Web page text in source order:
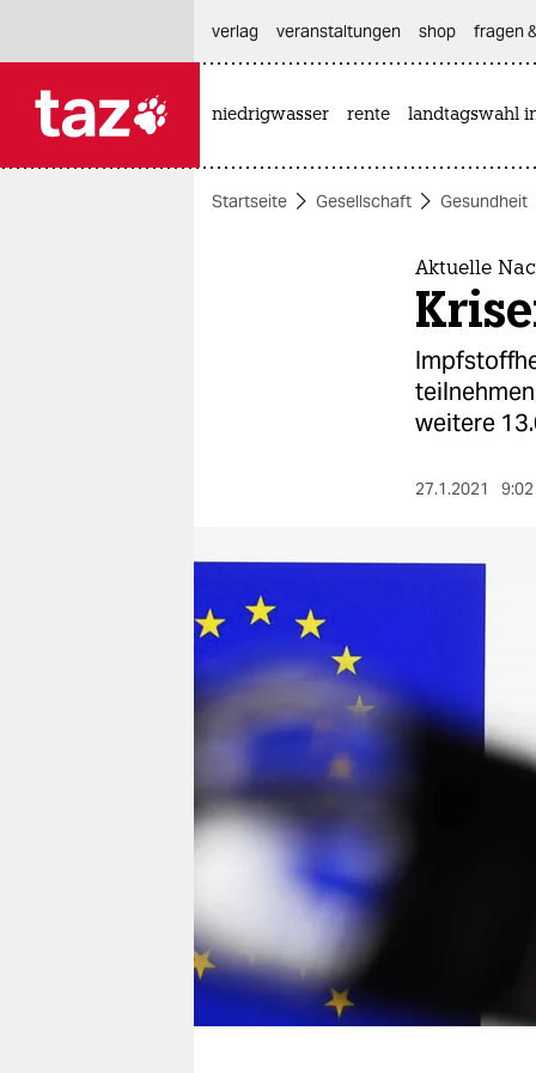
themen
nord
wahrheit
verlag
veranstaltungen
shop
fragen & hilfe
unterstützen
abo
genossenschaft
verlag
veranstaltungen shop fragen
niedrigwasser rente landtagswahl
Startseite Gesellschaft Gesundheit
Aktuelle
weitere
27.1.2021